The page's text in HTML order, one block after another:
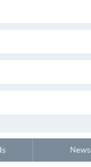
News